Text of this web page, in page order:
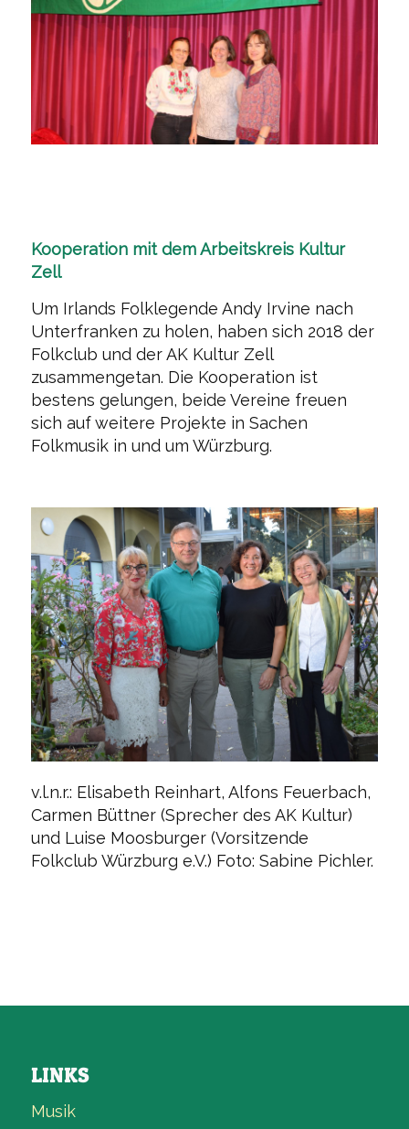
Kooperation mit dem Arbeitskreis Kultur
Zell
Um Irlands Folklegende Andy Irvine nach
Unterfranken zu holen, haben sich 2018 der
Folkclub und der AK Kultur Zell
zusammengetan. Die Kooperation ist
bestens gelungen, beide Vereine freuen
sich auf weitere Projekte in Sachen
Folkmusik in und um Würzburg.
v.l.n.r.: Elisabeth Reinhart, Alfons Feuerbach,
Carmen Büttner (Sprecher des AK Kultur)
und Luise Moosburger (Vorsitzende
Folkclub Würzburg e.V.) Foto: Sabine Pichler.
LINKS
Musik